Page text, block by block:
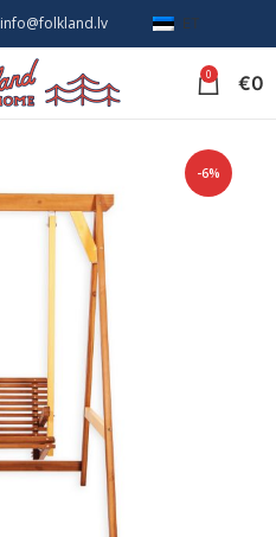
info@folkland.lv ET
0 €0
-6%